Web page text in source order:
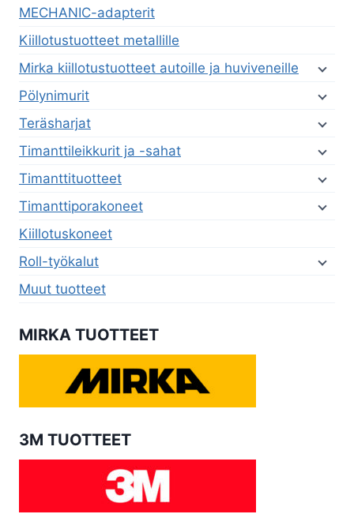
MECHANIC-adapterit
Kiillotustuotteet metallille
Mirka kiillotustuotteet autoille ja huviveneille
Pölynimurit
Teräsharjat
Timanttileikkurit ja -sahat
Timanttituotteet
Timanttiporakoneet
Kiillotuskoneet
Roll-työkalut
Muut tuotteet
MIRKA TUOTTEET
3M TUOTTEET